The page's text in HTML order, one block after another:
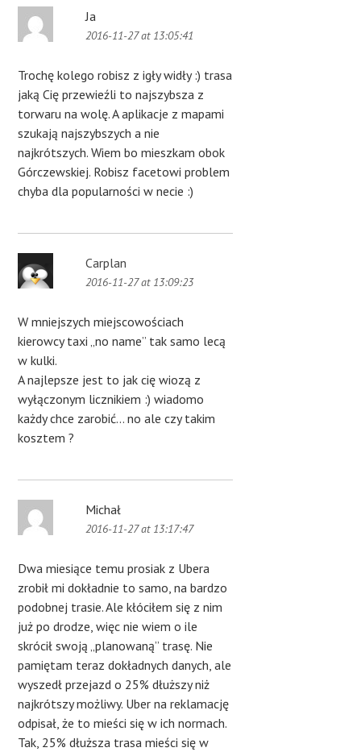
Ja
2016-11-27 at 13:05:41
Trochę kolego robisz z igły widły :) trasa
jaką Cię przewieźli to najszybsza z
torwaru na wolę. A aplikacje z mapami
szukają najszybszych a nie
najkrótszych. Wiem bo mieszkam obok
Górczewskiej. Robisz facetowi problem
chyba dla popularności w necie :)
Carplan
2016-11-27 at 13:09:23
W mniejszych miejscowościach
kierowcy taxi „no name” tak samo lecą
w kulki.
A najlepsze jest to jak cię wiozą z
wyłączonym licznikiem :) wiadomo
każdy chce zarobić… no ale czy takim
kosztem ?
Michał
2016-11-27 at 13:17:47
Dwa miesiące temu prosiak z Ubera
zrobił mi dokładnie to samo, na bardzo
podobnej trasie. Ale kłóciłem się z nim
już po drodze, więc nie wiem o ile
skrócił swoją „planowaną” trasę. Nie
pamiętam teraz dokładnych danych, ale
wyszedł przejazd o 25% dłuższy niż
najkrótszy możliwy. Uber na reklamację
odpisał, że to mieści się w ich normach.
Tak, 25% dłuższa trasa mieści się w